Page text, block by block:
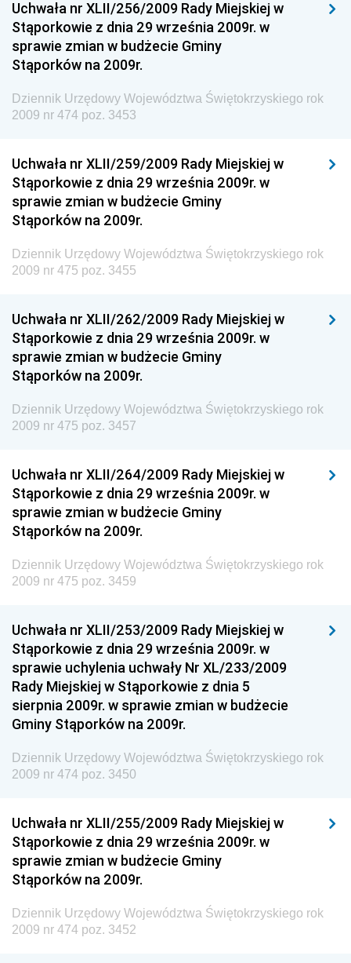
Chemicznego i Lekkiego
Dziennik Urzędowy Ministerstwa Rolnictwa i
Gospodarki Żywnościowej
Społecznej
Dziennik Urzędowy Ministra Cyfryzacji
Dziennik Urzędowy Ministra Infrastruktury i
Budownictwa
Dziennik Urzędowy Ministra Gospodarki Morskiej i
Dziennik Urzędowy Ministra Energii
Dziennik Urzędowy Ministra Sprawiedliwości
Dziennik Urzędowy Ministra Rozwoju i Finansów
Dziennik Urzędowy Wyższego Urzędu Górniczego
Dziennik Urzędowy Prezesa Urzędu Transportu
Kolejowego
Technologii
Dziennik Urzędowy Ministra Inwestycji i Rozwoju
Dziennik Urzędowy Naczelnego Dyrektora Archiwów
Państwowych
Dziennik Urzędowy Ministra Finansów, Inwestycji i
Rozwoju
Dziennik Urzędowy Ministra Sportu
Dziennik Urzędowy Ministra Funduszy i Polityki
Regionalnej
Dziennik Urzędowy Ministra Aktywów Państwowych
Dziennik Urzędowy Ministra Zdrowia
Dziennik Urzędowy Ministra Środowiska i Głównego
Inspektora Ochrony Środowiska
Dziennik Urzędowy Ministerstwa Kultury, Dziedzictwa
Narodowego i Sportu
Dziennik Urzędowy Ministra Finansów, Funduszy i
Dziennik Urzędowy Ministra Rozwoju, Pracy i
Uchwała nr XLII/256/2009 Rady Miejskiej w
Stąporkowie z dnia 29 września 2009r. w
sprawie zmian w budżecie Gminy
Stąporków na 2009r.
Dziennik Urzędowy Województwa Świętokrzyskiego rok
2009 nr 474 poz. 3453
Uchwała nr XLII/259/2009 Rady Miejskiej w
Stąporkowie z dnia 29 września 2009r. w
sprawie zmian w budżecie Gminy
Stąporków na 2009r.
Dziennik Urzędowy Województwa Świętokrzyskiego rok
2009 nr 475 poz. 3455
Uchwała nr XLII/262/2009 Rady Miejskiej w
Stąporkowie z dnia 29 września 2009r. w
sprawie zmian w budżecie Gminy
Stąporków na 2009r.
Dziennik Urzędowy Województwa Świętokrzyskiego rok
2009 nr 475 poz. 3457
Uchwała nr XLII/264/2009 Rady Miejskiej w
Stąporkowie z dnia 29 września 2009r. w
sprawie zmian w budżecie Gminy
Stąporków na 2009r.
Dziennik Urzędowy Województwa Świętokrzyskiego rok
2009 nr 475 poz. 3459
Uchwała nr XLII/253/2009 Rady Miejskiej w
Stąporkowie z dnia 29 września 2009r. w
sprawie uchylenia uchwały Nr XL/233/2009
Rady Miejskiej w Stąporkowie z dnia 5
sierpnia 2009r. w sprawie zmian w budżecie
Gminy Stąporków na 2009r.
Dziennik Urzędowy Województwa Świętokrzyskiego rok
2009 nr 474 poz. 3450
Uchwała nr XLII/255/2009 Rady Miejskiej w
Stąporkowie z dnia 29 września 2009r. w
sprawie zmian w budżecie Gminy
Stąporków na 2009r.
Dziennik Urzędowy Województwa Świętokrzyskiego rok
2009 nr 474 poz. 3452